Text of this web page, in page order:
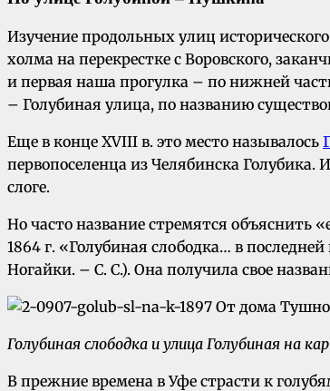
Изучение продольных улиц
холма на перекрестке с Воровского,
и первая наша прогулка – по нижней
– Голубиная улица, по названию
Еще в конце XVIII в. это место называлось
первопоселенца из Челябинска Голубика.
слоге.
Но часто название стремятся объяснить
1864 г. «Голубиная слободка… в
Ногайки. – С. С.). Она получила свое
Голубиная слободка и улица Голубиная на
В прежние времена в Уфе страсти к